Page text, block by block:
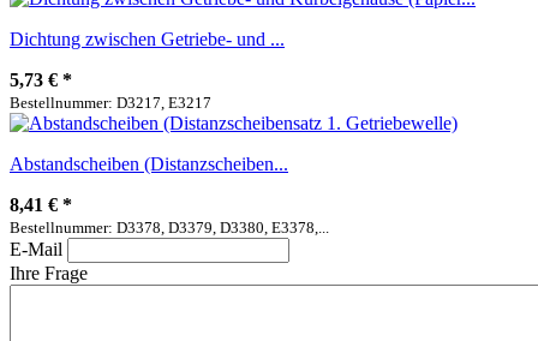
Dichtung zwischen Getriebe- und ...
5,73 € *
Bestellnummer: D3217, E3217
Abstandscheiben (Distanzscheiben...
8,41 € *
Bestellnummer: D3378, D3379, D3380, E3378,...
E-Mail
Ihre Frage